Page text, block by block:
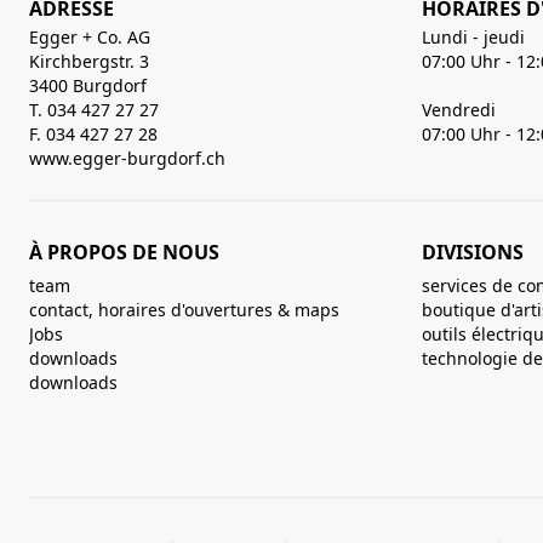
ADRESSE
Egger + Co. AG
Kirchbergstr. 3
3400 Burgdorf
T. 034 427 27 27
F. 034 427 27 28
www.egger-burgdorf.ch
HORAIRES
Lundi - jeudi
07:00 Uhr -
Vendredi
07:00 Uhr -
À PROPOS DE NOUS
team
contact, horaires d'ouvertures & maps
Jobs
downloads
downloads
DIVISIONS
services de
boutique
outils
technologie